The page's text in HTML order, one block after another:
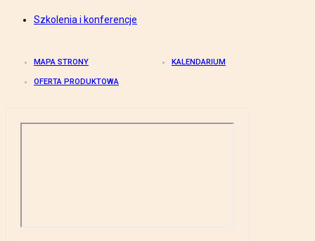
Szkolenia i konferencje
MAPA STRONY KALENDARIUM
OFERTA PRODUKTOWA